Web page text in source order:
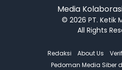
Media
© 2026 PT. Ketik
All Rights
Redaksi About Us
Pedoman Media Siber